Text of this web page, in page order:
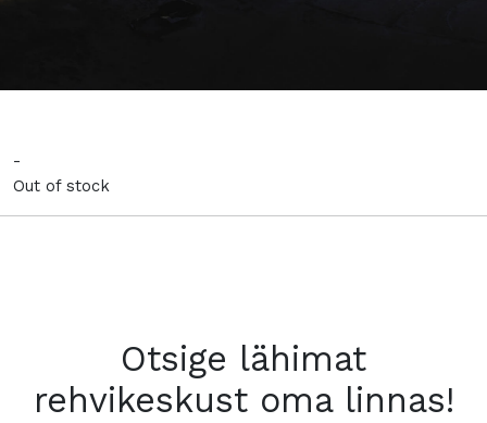
-
Out of stock
Otsige lähimat
rehvikeskust oma linnas!